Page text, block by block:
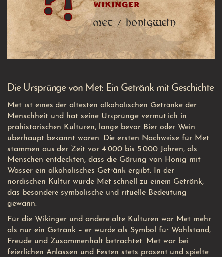
Die Ursprünge von Met: Ein Getränk mit Geschichte
Met ist eines der ältesten alkoholischen Getränke der
Menschheit und hat seine Ursprünge vermutlich in
prähistorischen Kulturen, lange bevor Bier oder Wein
überhaupt bekannt waren. Die ersten Nachweise für Met
stammen aus der Zeit vor 4.000 bis 5.000 Jahren, als
Menschen entdeckten, dass die Gärung von Honig mit
Wasser ein alkoholisches Getränk ergibt. In der
nordischen Kultur wurde Met schnell zu einem Getränk,
das besondere symbolische und rituelle Bedeutung
gewann.
Für die Wikinger und andere alte Kulturen war Met mehr
als nur ein Getränk – er wurde als Symbol
für Wohlstand,
Freude und Zusammenhalt betrachtet. Met war bei
feierlichen Anlässen und Festen stets präsent und spielte